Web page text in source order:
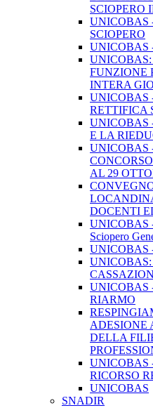
SCIOPERO
UNICOBAS
SCIOPERO
UNICOBAS
FUNZIONE
INTERA
UNICOBAS
RETTIFICA
UNICOBAS
E LA
UNICOBAS
AL 29
DOCENTI
UNICOBAS
Sciopero
UNICOBAS
UNICOBAS:
UNICOBAS
RIARMO
ADESIONE
DELLA
UNICOBAS
RICORSO
UNICOBAS
SNADIR